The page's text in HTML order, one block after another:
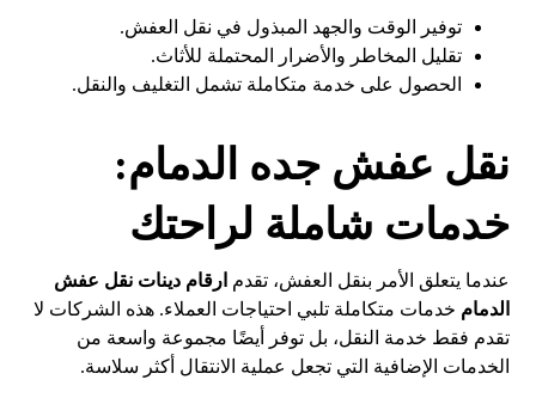
توفير الوقت والجهد المبذول في نقل العفش.
تقليل المخاطر والأضرار المحتملة للأثاث.
الحصول على خدمة متكاملة تشمل التغليف والنقل.
نقل عفش جده الدمام:
خدمات شاملة لراحتك
عندما يتعلق الأمر بنقل العفش، تقدم ارقام دينات نقل عفش
الدمام خدمات متكاملة تلبي احتياجات العملاء. هذه الشركات لا
تقدم فقط خدمة النقل، بل توفر أيضًا مجموعة واسعة من
الخدمات الإضافية التي تجعل عملية الانتقال أكثر سلاسة.